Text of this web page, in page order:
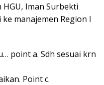
Iman Surbekti
manajemen Region I
point a. Sdh sesuai krn
Point c.